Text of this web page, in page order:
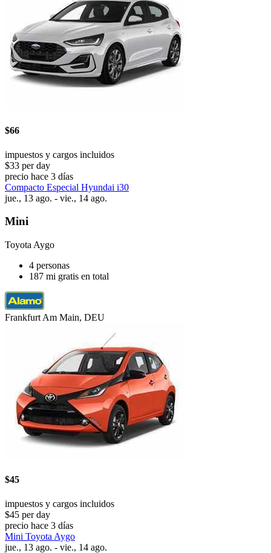
$66
impuestos y cargos incluidos
$33 per day
precio hace 3 días
Compacto Especial Hyundai i30
jue., 13 ago. - vie., 14 ago.
Mini
Toyota Aygo
4 personas
187 mi gratis en total
Frankfurt Am Main, DEU
$45
impuestos y cargos incluidos
$45 per day
precio hace 3 días
Mini Toyota Aygo
jue., 13 ago. - vie., 14 ago.